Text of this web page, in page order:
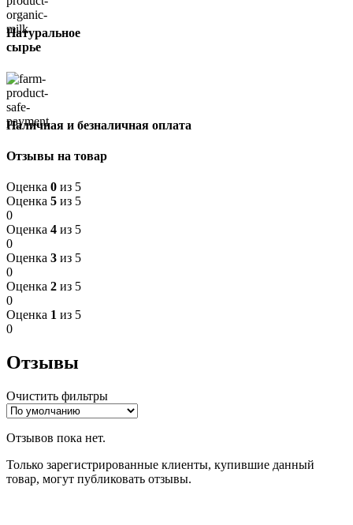
Натуральное
сырье
Наличная и безналичная оплата
Отзывы на товар
Оценка 0 из 5
Оценка 5 из 5
0
Оценка 4 из 5
0
Оценка 3 из 5
0
Оценка 2 из 5
0
Оценка 1 из 5
0
Отзывы
Очистить фильтры
Отзывов пока нет.
Только зарегистрированные клиенты, купившие данный
товар, могут публиковать отзывы.